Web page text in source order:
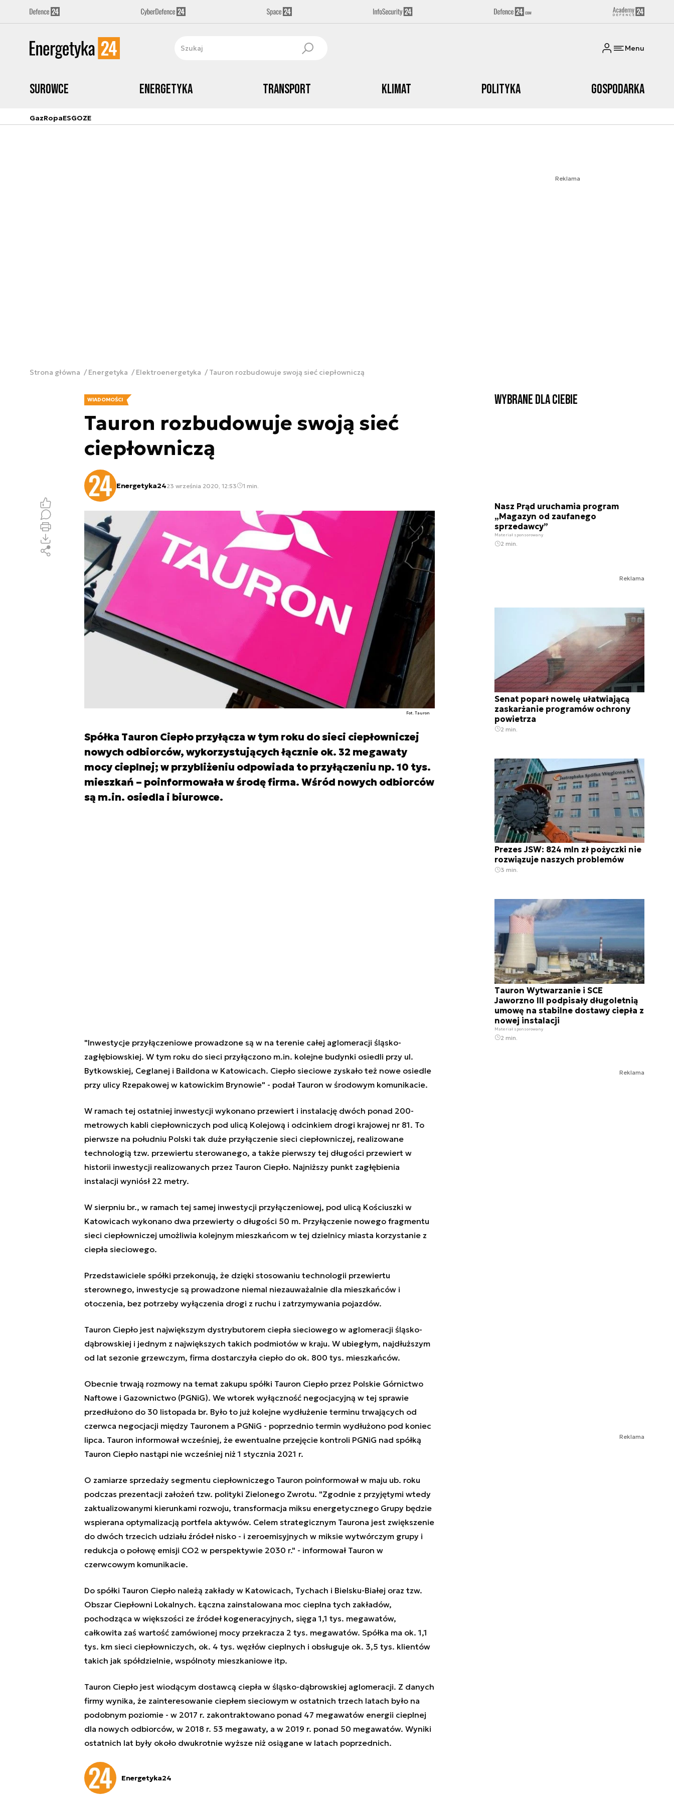
Menu
Surowce Energetyka Transport Klimat Polityka Gospodarka
GazRopaESGOZE
Reklama
Strona główna Energetyka Elektroenergetyka Tauron rozbudowuje swoją sieć ciepłowniczą
WIADOMOŚCI
Tauron rozbudowuje swoją sieć
ciepłowniczą
Energetyka2423 września 2020, 12:53 1 min.
Fot. Tauron
Spółka Tauron Ciepło przyłącza w tym roku do sieci ciepłowniczej
nowych odbiorców, wykorzystujących łącznie ok. 32 megawaty
mocy cieplnej; w przybliżeniu odpowiada to przyłączeniu np. 10 tys.
mieszkań – poinformowała w środę firma. Wśród nowych odbiorców
są m.in. osiedla i biurowce.
"Inwestycje przyłączeniowe prowadzone są w na terenie całej aglomeracji śląsko-
zagłębiowskiej. W tym roku do sieci przyłączono m.in. kolejne budynki osiedli przy ul.
Bytkowskiej, Ceglanej i Baildona w Katowicach. Ciepło sieciowe zyskało też nowe osiedle
przy ulicy Rzepakowej w katowickim Brynowie" - podał Tauron w środowym komunikacie.
W ramach tej ostatniej inwestycji wykonano przewiert i instalację dwóch ponad 200-
metrowych kabli ciepłowniczych pod ulicą Kolejową i odcinkiem drogi krajowej nr 81. To
pierwsze na południu Polski tak duże przyłączenie sieci ciepłowniczej, realizowane
technologią tzw. przewiertu sterowanego, a także pierwszy tej długości przewiert w
historii inwestycji realizowanych przez Tauron Ciepło. Najniższy punkt zagłębienia
instalacji wyniósł 22 metry.
W sierpniu br., w ramach tej samej inwestycji przyłączeniowej, pod ulicą Kościuszki w
Katowicach wykonano dwa przewierty o długości 50 m. Przyłączenie nowego fragmentu
sieci ciepłowniczej umożliwia kolejnym mieszkańcom w tej dzielnicy miasta korzystanie z
ciepła sieciowego.
Przedstawiciele spółki przekonują, że dzięki stosowaniu technologii przewiertu
sterownego, inwestycje są prowadzone niemal niezauważalnie dla mieszkańców i
otoczenia, bez potrzeby wyłączenia drogi z ruchu i zatrzymywania pojazdów.
Tauron Ciepło jest największym dystrybutorem ciepła sieciowego w aglomeracji śląsko-
dąbrowskiej i jednym z największych takich podmiotów w kraju. W ubiegłym, najdłuższym
od lat sezonie grzewczym, firma dostarczyła ciepło do ok. 800 tys. mieszkańców.
Obecnie trwają rozmowy na temat zakupu spółki Tauron Ciepło przez Polskie Górnictwo
Naftowe i Gazownictwo (PGNiG). We wtorek wyłączność negocjacyjną w tej sprawie
przedłużono do 30 listopada br. Było to już kolejne wydłużenie terminu trwających od
czerwca negocjacji między Tauronem a PGNiG - poprzednio termin wydłużono pod koniec
lipca. Tauron informował wcześniej, że ewentualne przejęcie kontroli PGNiG nad spółką
Tauron Ciepło nastąpi nie wcześniej niż 1 stycznia 2021 r.
O zamiarze sprzedaży segmentu ciepłowniczego Tauron poinformował w maju ub. roku
podczas prezentacji założeń tzw. polityki Zielonego Zwrotu. "Zgodnie z przyjętymi wtedy
zaktualizowanymi kierunkami rozwoju, transformacja miksu energetycznego Grupy będzie
wspierana optymalizacją portfela aktywów. Celem strategicznym Taurona jest zwiększenie
do dwóch trzecich udziału źródeł nisko - i zeroemisyjnych w miksie wytwórczym grupy i
redukcja o połowę emisji CO2 w perspektywie 2030 r." - informował Tauron w
czerwcowym komunikacie.
Do spółki Tauron Ciepło należą zakłady w Katowicach, Tychach i Bielsku-Białej oraz tzw.
Obszar Ciepłowni Lokalnych. Łączna zainstalowana moc cieplna tych zakładów,
pochodząca w większości ze źródeł kogeneracyjnych, sięga 1,1 tys. megawatów,
całkowita zaś wartość zamówionej mocy przekracza 2 tys. megawatów. Spółka ma ok. 1,1
tys. km sieci ciepłowniczych, ok. 4 tys. węzłów cieplnych i obsługuje ok. 3,5 tys. klientów
takich jak spółdzielnie, wspólnoty mieszkaniowe itp.
Tauron Ciepło jest wiodącym dostawcą ciepła w śląsko-dąbrowskiej aglomeracji. Z danych
firmy wynika, że zainteresowanie ciepłem sieciowym w ostatnich trzech latach było na
podobnym poziomie - w 2017 r. zakontraktowano ponad 47 megawatów energii cieplnej
dla nowych odbiorców, w 2018 r. 53 megawaty, a w 2019 r. ponad 50 megawatów. Wyniki
ostatnich lat były około dwukrotnie wyższe niż osiągane w latach poprzednich.
Energetyka24
Wybrane dla Ciebie
Nasz Prąd uruchamia program
„Magazyn od zaufanego
sprzedawcy”
Materiał sponsorowany
2 min.
Reklama
Senat poparł nowelę ułatwiającą
zaskarżanie programów ochrony
powietrza
2 min.
Prezes JSW: 824 mln zł pożyczki nie
rozwiązuje naszych problemów
3 min.
Tauron Wytwarzanie i SCE
Jaworzno III podpisały długoletnią
umowę na stabilne dostawy ciepła z
nowej instalacji
Materiał sponsorowany
2 min.
Reklama
Reklama